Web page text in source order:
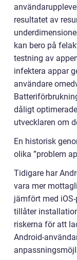
resultatet av
kan bero på
testning av
infektera appar
användare
dåligt
utvecklaren om
En historisk
olika ”problem
Tidigare har
vara mer
jämfört med
tillåter
riskerna för att
Android-